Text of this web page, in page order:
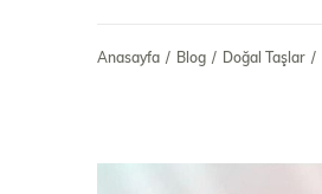
Anasayfa Blog Doğal Taşlar